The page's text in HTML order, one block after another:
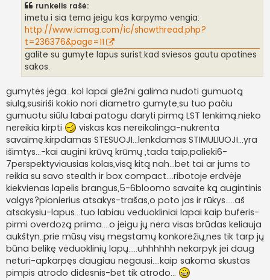
runkelis rašė:
imetu i sia tema jeigu kas karpymo vengia:
http://www.icmag.com/ic/showthread.php?
t=236376&page=11
galite su gumyte lapus surist.kad sviesos gautu apatines
sakos.
gumytės jėga...kol lapai gležni galima nudoti gumuotą
siulą,susiriši kokio nori diametro gumyte,su tuo pačiu
gumuotu siūlu labai patogu daryti pirmą LST lenkimą.nieko
nereikia kirpti
viskas kas nereikalinga-nukrenta
savaimę.kirpdamas STESUOJI...lenkdamas STIMULIUOJI...yra
išimtys...-kai augini krūvą krūmų ,tada taip,palieki6-
7perspektyviausias kolas,visą kitą nah...bet tai ar jums to
reikia su savo stealth ir box compact....ribotoje erdvėje
kiekvienas lapelis brangus,5-6bloomo savaite ką augintinis
valgys?pionierius atsakys-trašas,o poto jas ir rūkys.....aš
atsakysiu-lapus...tuo labiau veduokliniai lapai kaip buferis-
pirmi overdozą priima....o jeigu jų nėra visas brūdas keliauja
aukštyn..prie mūsų visų megstamų konkorėžių,nes tik tarp jų
būna belikę vėduoklinių lapų.....uhhhhhh nekarpyk jei daug
neturi-apkarpęs daugiau negausi....kaip sakoma skustas
pimpis atrodo didesnis-bet tik atrodo...